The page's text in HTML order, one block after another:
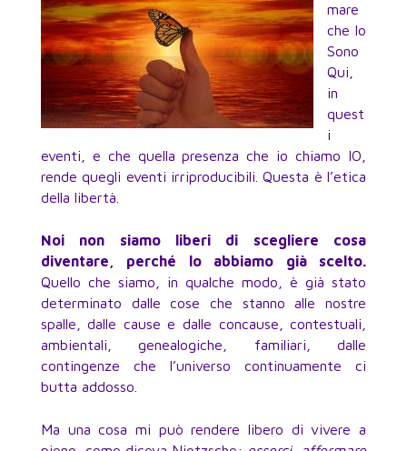
mare
che Io
Sono
Qui,
in
quest
i
eventi, e che quella presenza che io chiamo IO,
rende quegli eventi irriproducibili. Questa è l’etica
della libertà.
Noi non siamo liberi di scegliere cosa
diventare, perché lo abbiamo già scelto.
Quello che siamo, in qualche modo, è già stato
determinato dalle cose che stanno alle nostre
spalle, dalle cause e dalle concause, contestuali,
ambientali, genealogiche, familiari, dalle
contingenze che l’universo continuamente ci
butta addosso.
Ma una cosa mi può rendere libero di vivere a